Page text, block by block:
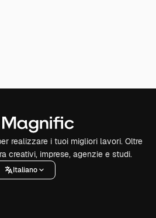
realizzare i tuoi migliori lavori. Oltre
creativi, imprese, agenzie e studi.
Italiano